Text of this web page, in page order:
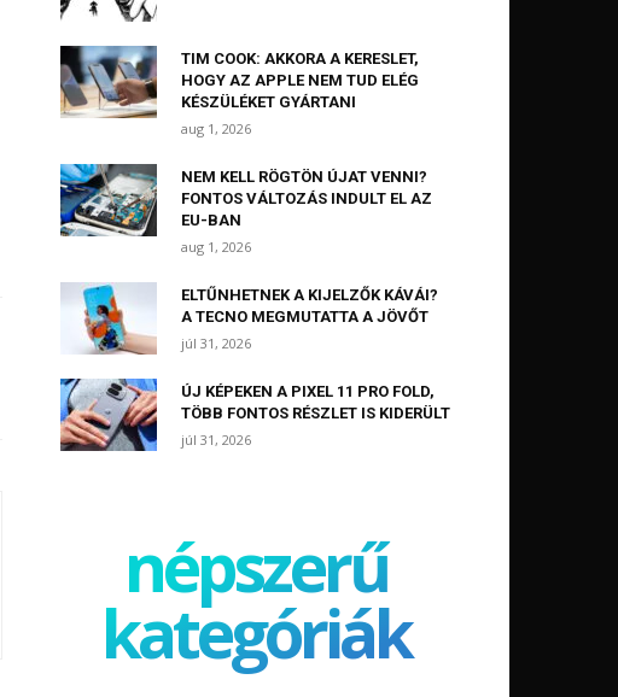
TIM COOK: AKKORA A KERESLET,
HOGY AZ APPLE NEM TUD ELÉG
KÉSZÜLÉKET GYÁRTANI
aug 1, 2026
NEM KELL RÖGTÖN ÚJAT VENNI?
FONTOS VÁLTOZÁS INDULT EL AZ
EU-BAN
aug 1, 2026
ELTŰNHETNEK A KIJELZŐK KÁVÁI?
A TECNO MEGMUTATTA A JÖVŐT
júl 31, 2026
ÚJ KÉPEKEN A PIXEL 11 PRO FOLD,
TÖBB FONTOS RÉSZLET IS KIDERÜLT
júl 31, 2026
népszerű
kategóriák